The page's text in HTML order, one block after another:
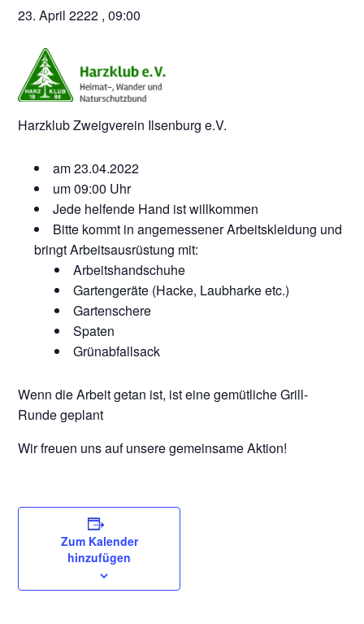
23. April 2222 , 09:00
Harzklub Zweigverein Ilsenburg e.V.
am 23.04.2022
um 09:00 Uhr
Jede helfende Hand ist willkommen
Bitte kommt in angemessener Arbeitskleidung und
bringt Arbeitsausrüstung mit:
Arbeitshandschuhe
Gartengeräte (Hacke, Laubharke etc.)
Gartenschere
Spaten
Grünabfallsack
Wenn die Arbeit getan ist, ist eine gemütliche Grill-
Runde geplant
Wir freuen uns auf unsere gemeinsame Aktion!
Zum Kalender
hinzufügen